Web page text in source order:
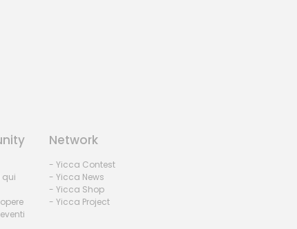
qui
Network
- Yicca Contest
- Yicca News
- Yicca Shop
- Yicca Project